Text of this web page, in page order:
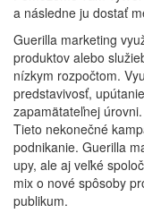
a následne ju dostať
Guerilla marketing
produktov alebo
nízkym rozpočtom.
predstavivosť,
zapamätateľnej úrovni.
Tieto nekonečné
podnikanie. Guerilla
upy, ale aj veľké
mix o nové spôsoby
publikum.